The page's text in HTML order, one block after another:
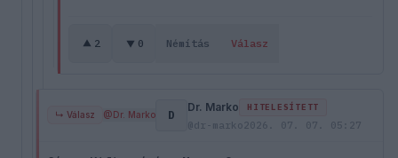
2 0 Némítás Válasz
↳ Válasz @Dr. Marko D
Dr. Marko HITELESÍTETT
@dr-marko2026. 07. 07. 05:27